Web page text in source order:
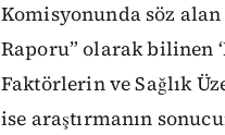
Komisyonunda söz alan
Raporu” olarak bilinen
Faktörlerin ve Sağlık
ise araştırmanın